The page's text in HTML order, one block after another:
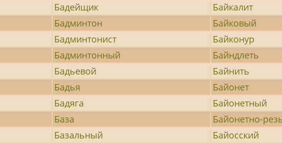
Бадейщик
Байкалит
Бадминтон
Байковый
Бадминтонист
Байконур
Бадминтонный
Байндлеть
Бадьевой
Байнить
Бадья
Байонет
Бадяга
Байонетный
База
Байонетно-
Базальный
Байосский